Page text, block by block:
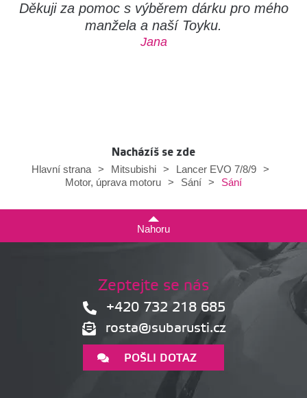
Děkuji za pomoc s výběrem dárku pro mého
manžela a naší Toyku.
Jana
Nacházíš se zde
Hlavní strana
> Mitsubishi > Lancer EVO 7/8/9
>
Motor, úprava motoru > Sání > Sání
Nahoru
Zeptejte se nás
+420 732 218 685
rosta@subarusti.cz
POŠLI DOTAZ